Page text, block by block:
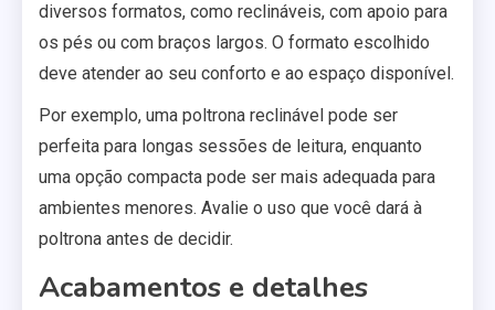
diversos formatos, como reclináveis, com apoio para
os pés ou com braços largos. O formato escolhido
deve atender ao seu conforto e ao espaço disponível.
Por exemplo, uma poltrona reclinável pode ser
perfeita para longas sessões de leitura, enquanto
uma opção compacta pode ser mais adequada para
ambientes menores. Avalie o uso que você dará à
poltrona antes de decidir.
Acabamentos e detalhes